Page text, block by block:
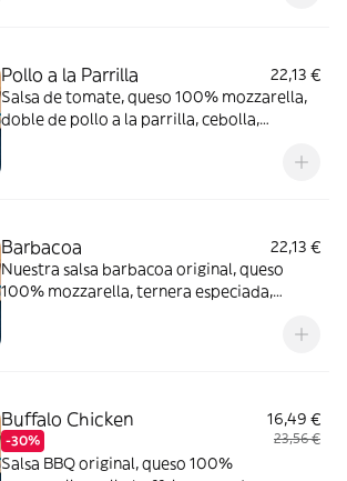
Pollo a la Parrilla
22,13 €
Salsa de tomate, queso 100% mozzarella,
doble de pollo a la parrilla, cebolla,
Barbacoa
22,13 €
Nuestra salsa barbacoa original, queso
100% mozzarella, ternera especiada,
Buffalo Chicken
-30%
16,49 €
23,56 €
Salsa BBQ original, queso 100%